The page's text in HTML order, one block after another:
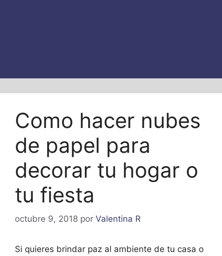
Como hacer nubes
de papel para
decorar tu hogar o
tu fiesta
octubre 9, 2018 por Valentina R
Si quieres brindar paz al ambiente de tu casa o